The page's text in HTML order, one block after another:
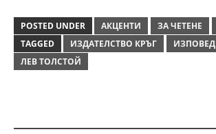
POSTED UNDER АКЦЕНТИ ЗА ЧЕТЕНЕ
TAGGED
ИЗДАТЕЛСТВО КРЪГ ИЗПОВЕД
ЛЕВ ТОЛСТОЙ